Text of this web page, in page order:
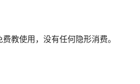
教使用，没有任何隐形消费。